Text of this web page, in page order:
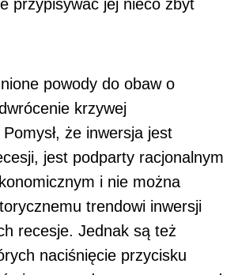
przypisywać jej nieco zbyt
powody do obaw o
krzywej
że inwersja jest
jest podparty racjonalnym
i nie można
trendowi inwersji
recesje. Jednak są też
naciśnięcie przycisku